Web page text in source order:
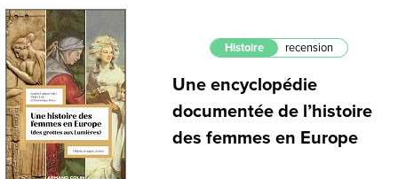
Histoire recension
Une encyclopédie
documentée de l’histoire
des femmes en Europe